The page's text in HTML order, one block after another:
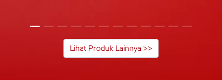
Lihat Produk Lainnya >>